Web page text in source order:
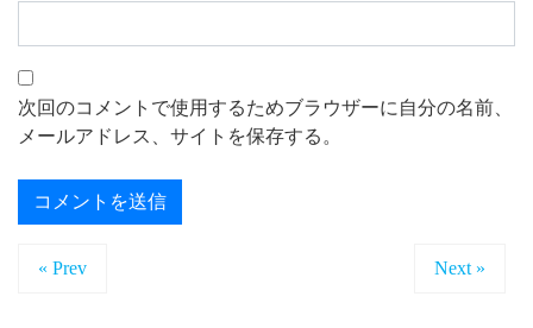
次回のコメントで使用するためブラウザーに自分の名前、
メールアドレス、サイトを保存する。
« Prev Next »